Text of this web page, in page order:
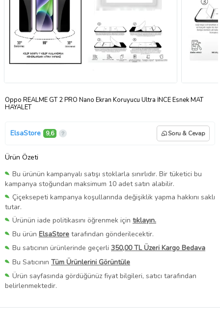
Oppo REALME GT 2 PRO Nano Ekran Koruyucu Ultra İNCE Esnek MAT
HAYALET
ElsaStore 9,6 Soru & Cevap
Ürün Özeti
Bu ürünün kampanyalı satışı stoklarla sınırlıdır. Bir tüketici bu
kampanya stoğundan maksimum 10 adet satın alabilir.
Çiçeksepeti kampanya koşullarında değişiklik yapma hakkını saklı
tutar.
Ürünün iade politikasını öğrenmek için tıklayın.
Bu ürün ElsaStore tarafından gönderilecektir.
Bu satıcının ürünlerinde geçerli 350,00 TL Üzeri Kargo Bedava
Bu Satıcının Tüm Ürünlerini Görüntüle
Ürün sayfasında gördüğünüz fiyat bilgileri, satıcı tarafından
belirlenmektedir.